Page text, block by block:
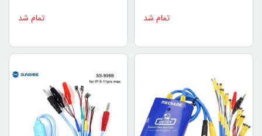
تمام شد تمام شد